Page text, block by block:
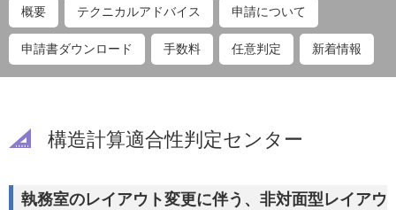
構造計算適合性判定センター
執務室のレイアウト変更に伴う、非対面型レイアウ
概要 テクニカルアドバイス 申請について
申請書ダウンロード 手数料 任意判定 新着情報